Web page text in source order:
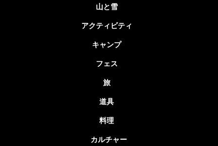
山と雪
アクティビティ
キャンプ
フェス
旅
道具
料理
カルチャー